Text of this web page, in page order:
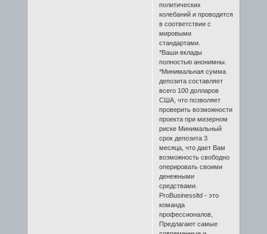
политических
колебаний и проводится
в соответствии с
мировыми
стандартами.
*Ваши вклады
полностью анонимны.
*Минимальная сумма
депозита составляет
всего 100 долларов
США, что позволяет
проверить возможности
проекта при мизерном
риске Минимальный
срок депозита 3
месяца, что дает Вам
возможность свободно
оперировать своими
денежными
средствами.
ProBusinessltd - это
команда
профессионалов,
Предлагают самые